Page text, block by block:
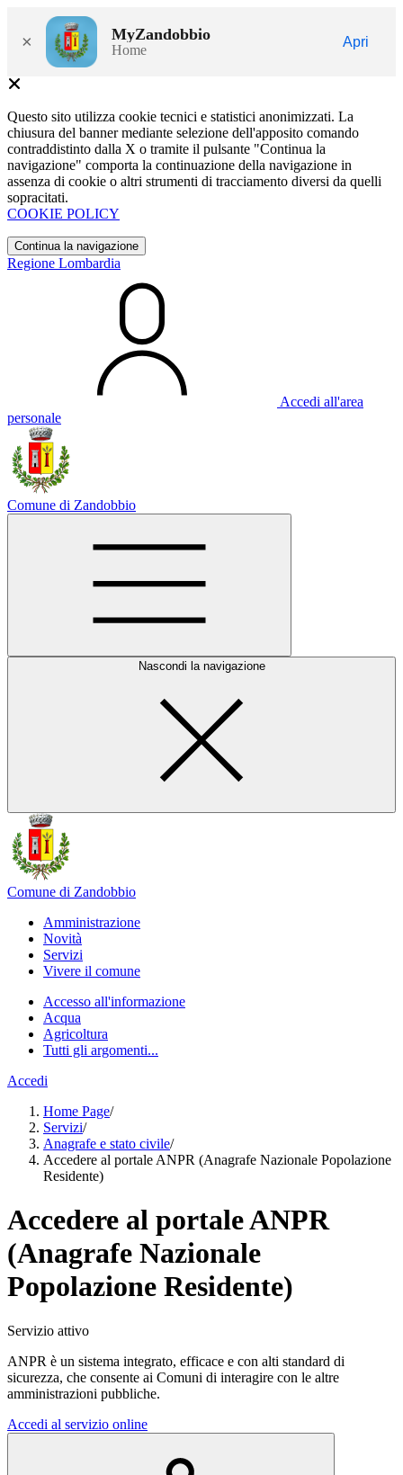
× MyZandobbio
Home
Apri
Questo sito utilizza cookie tecnici e statistici anonimizzati. La
chiusura del banner mediante selezione dell'apposito comando
contraddistinto dalla X o tramite il pulsante "Continua la
navigazione" comporta la continuazione della navigazione in
assenza di cookie o altri strumenti di tracciamento diversi da quelli
sopracitati.
COOKIE POLICY
Continua la navigazione
Regione Lombardia
Accedi all'area
personale
Comune di Zandobbio
Nascondi la navigazione
Comune di Zandobbio
Amministrazione
Novità
Servizi
Vivere il comune
Accesso all'informazione
Acqua
Agricoltura
Tutti gli argomenti...
Accedi
Home Page/
Servizi/
Anagrafe e stato civile/
Accedere al portale ANPR (Anagrafe Nazionale Popolazione
Residente)
Accedere al portale ANPR
(Anagrafe Nazionale
Popolazione Residente)
Servizio attivo
ANPR è un sistema integrato, efficace e con alti standard di
sicurezza, che consente ai Comuni di interagire con le altre
amministrazioni pubbliche.
Accedi al servizio online